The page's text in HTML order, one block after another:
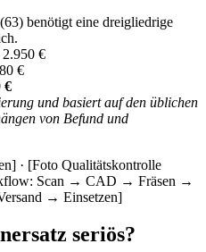
benötigt eine dreigliedrige
€
€
€
und basiert auf den üblichen
von Befund und
· [Foto Qualitätskontrolle
Scan → CAD → Fräsen →
→ Einsetzen]
seriös?